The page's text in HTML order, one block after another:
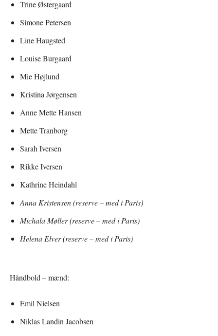
Trine Østergaard
Simone Petersen
Line Haugsted
Louise Burgaard
Mie Højlund
Kristina Jørgensen
Anne Mette Hansen
Mette Tranborg
Sarah Iversen
Rikke Iversen
Kathrine Heindahl
Anna Kristensen (reserve – med i Paris)
Michala Møller (reserve – med i Paris)
Helena Elver (reserve – med i Paris)
Håndbold – mænd:
Emil Nielsen
Niklas Landin Jacobsen